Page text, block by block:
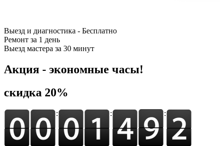
Выезд и диагностика - Бесплатно
Ремонт за 1 день
Выезд мастера за 30 минут
Акция - экономные часы!
cкидка 20%
: : :